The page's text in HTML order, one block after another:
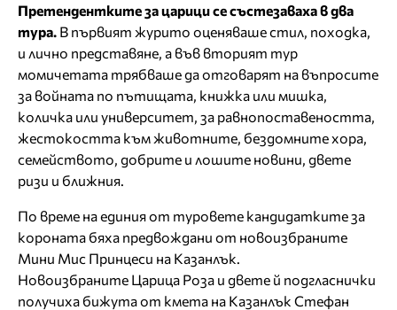
Претендентките за царици се състезаваха в два
тура. В първият журито оценяваше стил, походка,
и лично представяне, а във вторият тур
момичетата трябваше да отговарят на въпросите
за войната по пътищата, книжка или мишка,
количка или университет, за равнопоставеността,
жестокостта към животните, бездомните хора,
семейството, добрите и лошите новини, двете
ризи и ближния.
По време на единия от туровете кандидатките за
короната бяха предвождани от новоизбраните
Мини Мис Принцеси на Казанлък.
Новоизбраните Царица Роза и двете й подгласнички
получиха бижута от кмета на Казанлък Стефан